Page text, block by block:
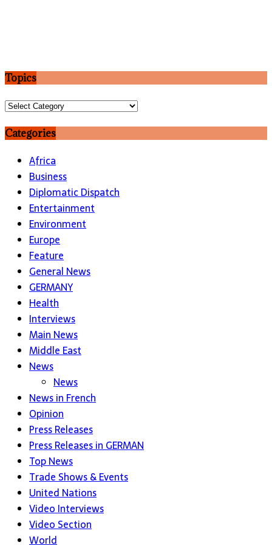
Topics
Topics
Categories
Africa
Business
Diplomatic Dispatch
Entertainment
Environment
Europe
Feature
General News
GERMANY
Health
Interviews
Main News
Middle East
News
News
News in French
Opinion
Press Releases
Press Releases in GERMAN
Top News
Trade Shows & Events
United Nations
Video Interviews
Video Section
World